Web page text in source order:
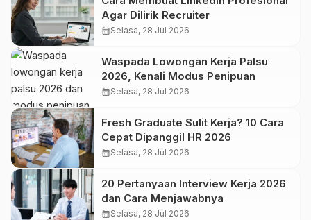
Agar Dilirik Recruiter
calendar_monthSelasa, 28 Jul 2026
Waspada Lowongan Kerja Palsu
2026, Kenali Modus Penipuan
calendar_monthSelasa, 28 Jul 2026
Fresh Graduate Sulit Kerja? 10 Cara
Cepat Dipanggil HR 2026
calendar_monthSelasa, 28 Jul 2026
20 Pertanyaan Interview Kerja 2026
dan Cara Menjawabnya
calendar_monthSelasa, 28 Jul 2026